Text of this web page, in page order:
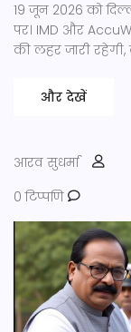
19 जून 2026 को
पर। IMD और
की लहर जारी
और देखें
आरव सुधर्मा
0 टिप्पणि